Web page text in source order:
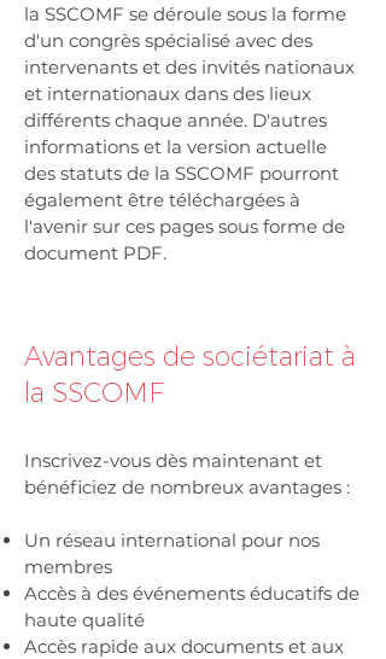
la SSCOMF se déroule sous la forme
d'un congrès spécialisé avec des
intervenants et des invités nationaux
et internationaux dans des lieux
différents chaque année. D'autres
informations et la version actuelle
des statuts de la SSCOMF pourront
également être téléchargées à
l'avenir sur ces pages sous forme de
document PDF.
Avantages de sociétariat à
la SSCOMF
Inscrivez-vous dès maintenant et
bénéficiez de nombreux avantages :
Un réseau international pour nos
membres
Accès à des événements éducatifs de
haute qualité
Accès rapide aux documents et aux